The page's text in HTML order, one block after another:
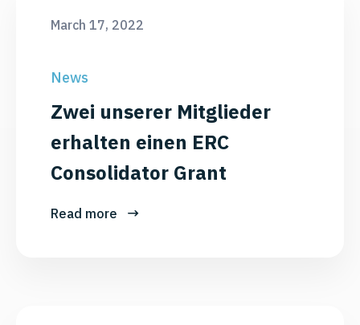
March 17, 2022
News
Zwei unserer Mitglieder
erhalten einen ERC
Consolidator Grant
Read more